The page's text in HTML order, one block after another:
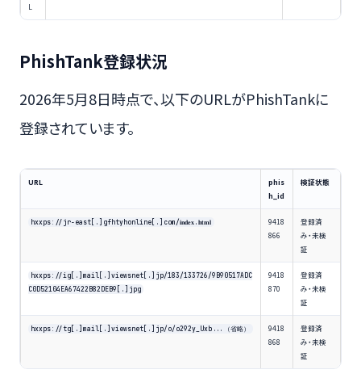
L
PhishTank登録状況
2026年5月8日時点で、以下のURLがPhishTankに
登録されています。
URL
phis
h_id
検証状態
hxxps://jr-east[.]gfhtyhonline[.]com/𝐢𝐧𝐝𝐞𝐱.𝐡𝐭𝐦𝐥
9418
866
登録済
み・未検
証
hxxps://ig[.]mail[.]viewsnet[.]jp/183/133726/9B90517ADC
C0D52104EA67422B82DEB9[.]jpg
9418
870
登録済
み・未検
証
hxxps://tg[.]mail[.]viewsnet[.]jp/o/o292y_Uxb...（省略）
9418
868
登録済
み・未検
証